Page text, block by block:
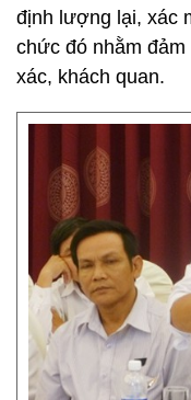
định lượng lại, xác
chức đó nhằm
xác, khách quan.